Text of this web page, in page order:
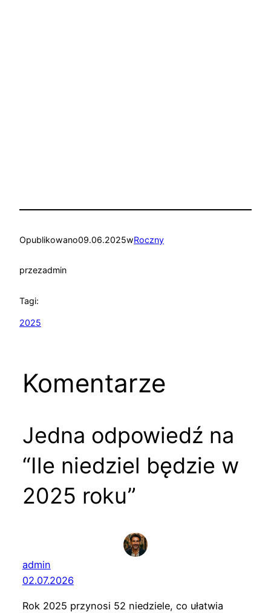
Opublikowano09.06.2025wRoczny
przezadmin
Tagi:
2025
Komentarze
Jedna odpowiedź na
“Ile niedziel będzie w
2025 roku”
admin
02.07.2026
Rok 2025 przynosi 52 niedziele, co ułatwia